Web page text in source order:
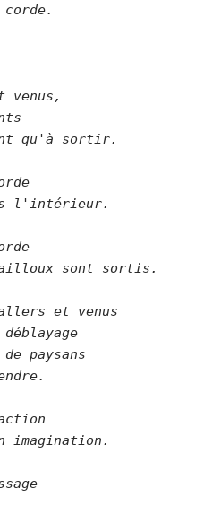
venus,
qu'à sortir.
l'intérieur.
sont sortis.
et venus
paysans
imagination.